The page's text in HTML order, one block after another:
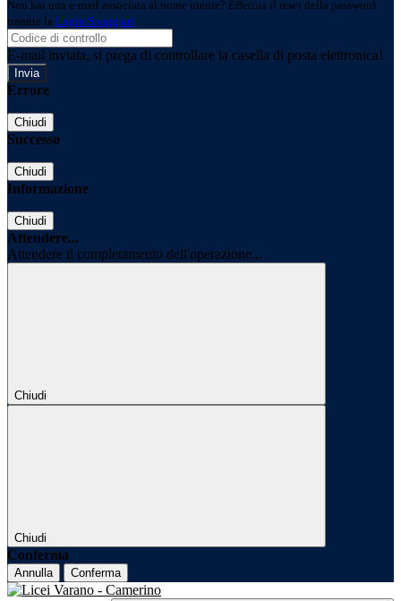
Non hai una e-mail associata al nome utente? Effettua il reset della password
tramite la Login Spaggiari
E-mail inviata, si prega di controllare la casella di posta elettronica!
Errore
Chiudi
Successo
Chiudi
Informazione
Chiudi
Attendere...
Attendere il completamento dell'operazione...
Chiudi
Chiudi
Conferma
Annulla Conferma